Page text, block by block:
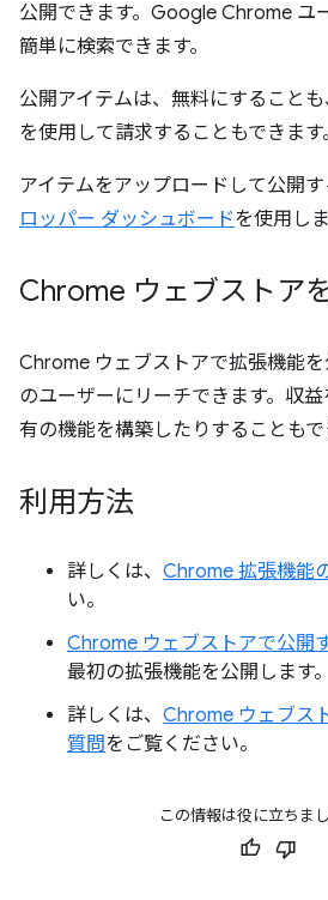
公開できます。Google Chrome ユ
簡単に検索できます。
公開アイテムは、無料にすること
を使用して請求することもできます。
アイテムをアップロードして公開す
ロッパー ダッシュボードを使用しま
Chrome ウェブストア
Chrome ウェブストアで拡張機能
のユーザーにリーチできます。収
有の機能を構築したりすることもで
利用方法
詳しくは、 Chrome 拡張機能
い。
Chrome ウェブストアで公開
最初の拡張機能を公開します。
詳しくは、 Chrome ウェブス
質問をご覧ください。
この情報は役に立ちま